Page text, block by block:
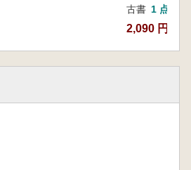
古書 1 点
2,090 円